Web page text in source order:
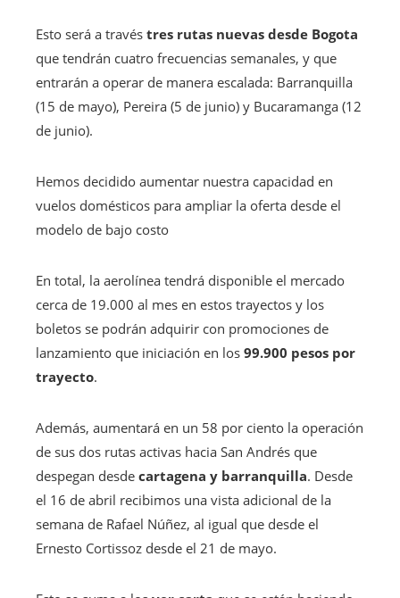
Esto será a través tres rutas nuevas desde Bogota
que tendrán cuatro frecuencias semanales, y que
entrarán a operar de manera escalada: Barranquilla
(15 de mayo), Pereira (5 de junio) y Bucaramanga (12
de junio).
Hemos decidido aumentar nuestra capacidad en
vuelos domésticos para ampliar la oferta desde el
modelo de bajo costo
En total, la aerolínea tendrá disponible el mercado
cerca de 19.000 al mes en estos trayectos y los
boletos se podrán adquirir con promociones de
lanzamiento que iniciación en los 99.900 pesos por
trayecto.
Además, aumentará en un 58 por ciento la operación
de sus dos rutas activas hacia San Andrés que
despegan desde cartagena y barranquilla. Desde
el 16 de abril recibimos una vista adicional de la
semana de Rafael Núñez, al igual que desde el
Ernesto Cortissoz desde el 21 de mayo.